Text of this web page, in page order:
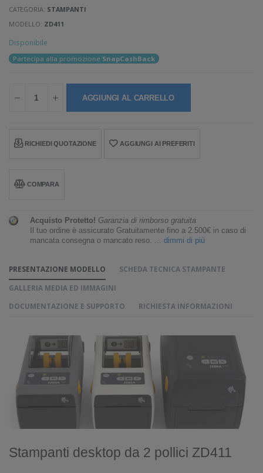
CATEGORIA: STAMPANTI
MODELLO: ZD411
Disponibile
Partecipa alla promozione SnapCashBack
AGGIUNGI AL CARRELLO
RICHIEDI QUOTAZIONE AGGIUNGI AI PREFERITI
COMPARA
Acquisto Protetto! Garanzia di rimborso gratuita
Il tuo ordine è assicurato Gratuitamente fino a 2.500€ in caso di
mancata consegna o mancato reso. ... dimmi di più
PRESENTAZIONE MODELLO
SCHEDA TECNICA STAMPANTE
GALLERIA MEDIA ED IMMAGINI
DOCUMENTAZIONE E SUPPORTO
RICHIESTA INFORMAZIONI
Stampanti desktop da 2 pollici ZD411